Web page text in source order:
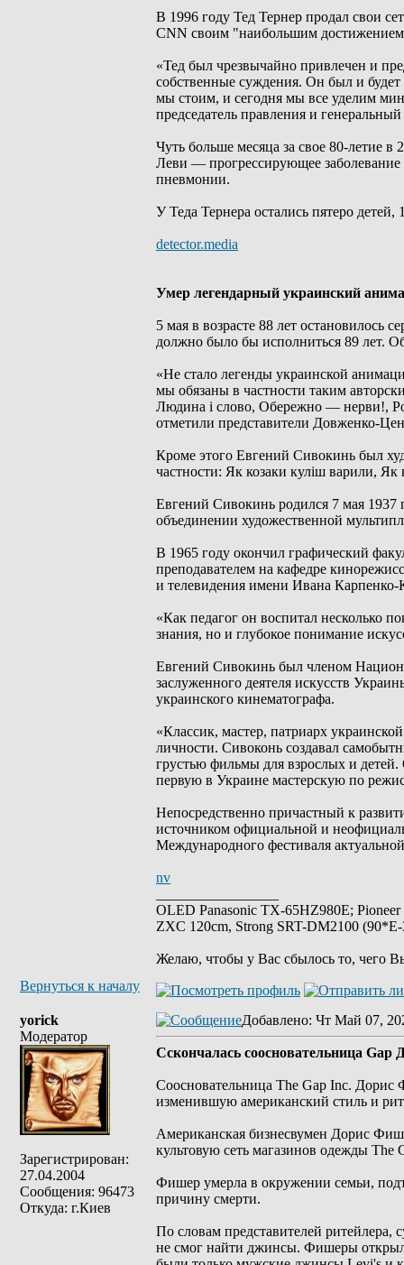
В 1996 году Тед Тернер продал свои
CNN своим "наибольшим
«Тед был чрезвычайно привлечен и
собственные суждения. Он был и будет
мы стоим, и сегодня мы все уделим
председатель правления и
Чуть больше месяца за свое 80-летие
Леви — прогрессирующее заболевание
пневмонии.
У Теда Тернера остались пятеро
detector.media
Умер легендарный украинский
5 мая в возрасте 88 лет остановилось
должно было бы исполниться 89 лет.
«Не стало легенды украинской
мы обязаны в частности таким
Людина і слово, Обережно — нерви!,
отметили представители Довженко-
Кроме этого Евгений Сивокинь был
частности: Як козаки куліш варили, Як
Евгений Сивокинь родился 7 мая 1937
объединении художественной
В 1965 году окончил графический
преподавателем на кафедре
и телевидения имени Ивана Карпенко-
«Как педагог он воспитал несколько
знания, но и глубокое понимание
Евгений Сивокинь был членом
заслуженного деятеля искусств
украинского кинематографа.
«Классик, мастер, патриарх
личности. Сивоконь создавал
грустью фильмы для взрослых и детей.
первую в Украине мастерскую по
Непосредственно причастный к
источником официальной и
Международного фестиваля
nv
OLED Panasonic TX-65HZ980E;
ZXC 120cm, Strong SRT-DM2100
Желаю, чтобы у Вас сбылось то, чего
Вернуться к началу
yorick
Модератор
Зарегистрирован:
27.04.2004
Сообщения: 96473
Откуда: г.Киев
Добавлено: Чт Май 07,
Сскончалась cоосновательница
Соосновательница The Gap Inc. Дорис
изменившую американский стиль и
Американская бизнесвумен Дорис
культовую сеть магазинов одежды The
Фишер умерла в окружении семьи,
причину смерти.
По словам представителей
не смог найти джинсы. Фишеры